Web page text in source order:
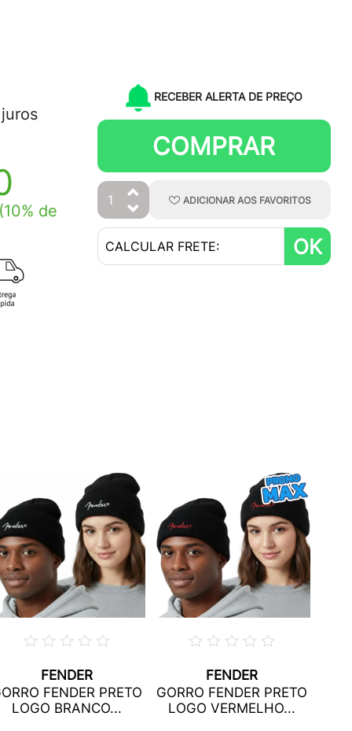
(10% de
RECEBER ALERTA DE PREÇO
COMPRAR
ADICIONAR AOSFAVORITOS
OK
FENDER
FENDER PRETO
LOGO BRANCO...
FENDER
GORRO FENDER PRETO
LOGO VERMELHO...